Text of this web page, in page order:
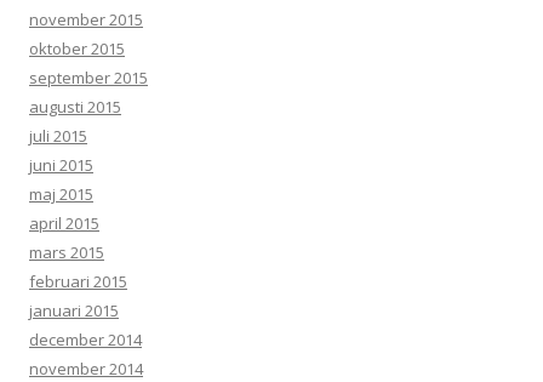
november 2015
oktober 2015
september 2015
augusti 2015
juli 2015
juni 2015
maj 2015
april 2015
mars 2015
februari 2015
januari 2015
december 2014
november 2014